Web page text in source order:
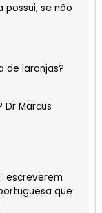
possui, se não
de laranjas?
Marcus
escreverem
que